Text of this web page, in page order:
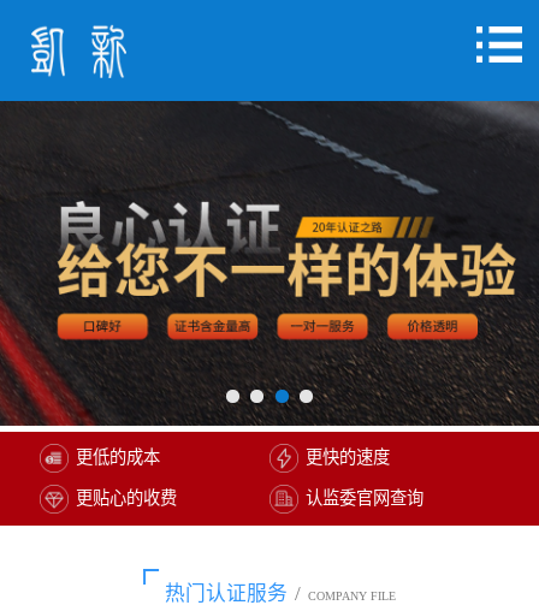
更低的成本 更快的速度
更贴心的收费 认监委官网查询
热门认证服务 / COMPANY FILE